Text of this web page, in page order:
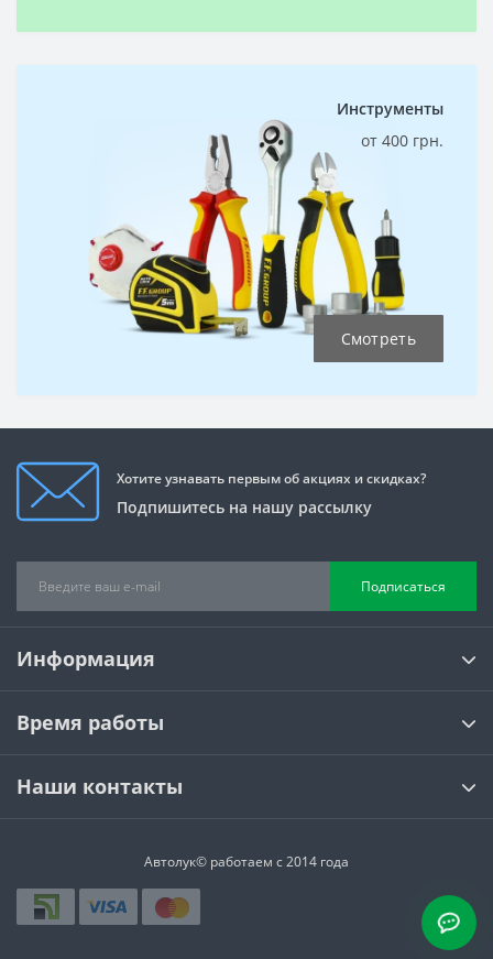
Инструменты
от 400 грн.
Смотреть
Хотите узнавать первым об акциях и скидках?
Подпишитесь на нашу рассылку
Подписаться
Информация
Время работы
Наши контакты
Автолук© работаем с 2014 года